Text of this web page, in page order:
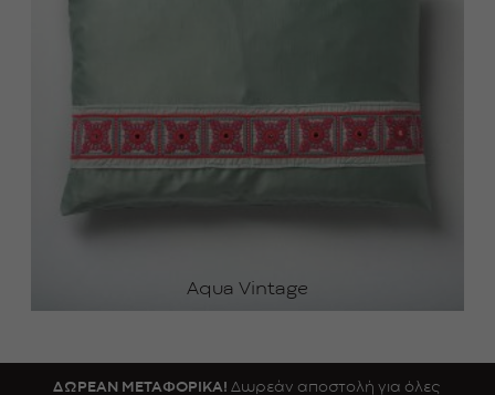
Aqua Vintage
ΔΩΡΕΑΝ ΜΕΤΑΦΟΡΙΚΑ! Δωρεάν αποστολή για όλες